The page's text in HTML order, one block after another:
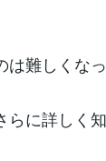
難しくなっ
に詳しく